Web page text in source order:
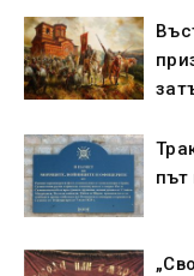
път